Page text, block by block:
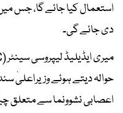
استعمال کیا جائے گا، جس
دی جائے گی۔
حوالہ دیتے ہوئے وزیراعلیٰ
اعصابی نشوونما سے متعلق